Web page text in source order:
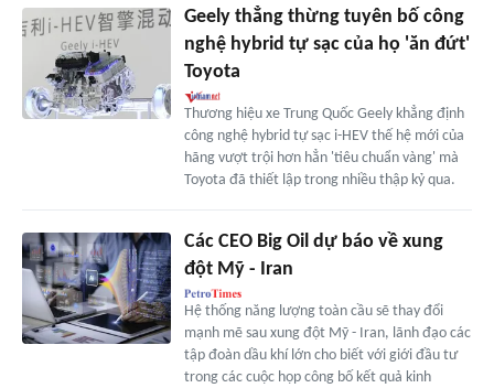
Geely thẳng thừng tuyên bố công
nghệ hybrid tự sạc của họ 'ăn đứt'
Toyota
Thương hiệu xe Trung Quốc Geely khẳng định
công nghệ hybrid tự sạc i-HEV thế hệ mới của
hãng vượt trội hơn hẳn 'tiêu chuẩn vàng' mà
Toyota đã thiết lập trong nhiều thập kỷ qua.
Các CEO Big Oil dự báo về xung
đột Mỹ - Iran
Hệ thống năng lượng toàn cầu sẽ thay đổi
mạnh mẽ sau xung đột Mỹ - Iran, lãnh đạo các
tập đoàn dầu khí lớn cho biết với giới đầu tư
trong các cuộc họp công bố kết quả kinh